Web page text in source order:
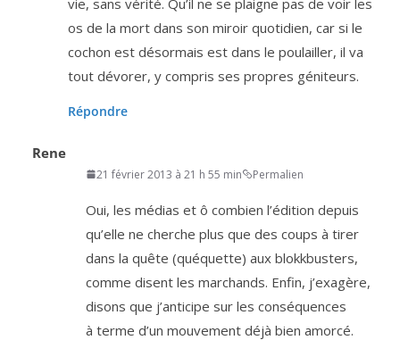
os de la mort dans son miroir quo­ti­dien, car si le
cochon est désor­mais est dans le pou­lailler, il va
tout dévo­rer, y com­pris ses propres géniteurs.
Répondre
Rene
21 février 2013 à 21 h 55 min Permalien
Oui, les médias et ô com­bien l’é­di­tion depuis
qu’elle ne cherche plus que des coups à tirer
dans la quête (qué­quette) aux blokk­bus­ters,
comme disent les mar­chands. Enfin, j’exa­gère,
disons que j’an­ti­cipe sur les consé­quences
à terme d’un mou­ve­ment déjà bien amorcé.